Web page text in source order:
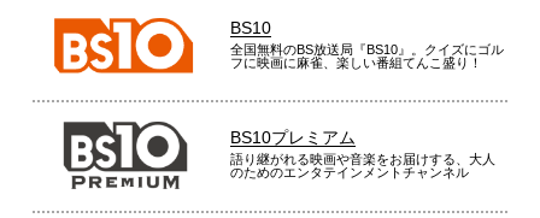
BS10
全国無料のBS放送局『BS10』。クイズにゴル
フに映画に麻雀、楽しい番組てんこ盛り！
BS10プレミアム
語り継がれる映画や音楽をお届けする、大人
のためのエンタテインメントチャンネル